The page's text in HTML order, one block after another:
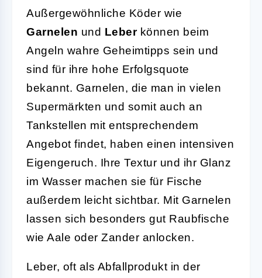
Außergewöhnliche Köder wie
Garnelen und Leberkönnen beim
Angeln wahre Geheimtipps sein und
sind für ihre hohe Erfolgsquote
bekannt. Garnelen, die man in vielen
Supermärkten und somit auch an
Tankstellen mit entsprechendem
Angebot findet, haben einen intensiven
Eigengeruch. Ihre Textur und ihr Glanz
im Wasser machen sie für Fische
außerdem leicht sichtbar. Mit Garnelen
lassen sich besonders gut Raubfische
wie Aale oder Zander anlocken.
Leber, oft als Abfallprodukt in der